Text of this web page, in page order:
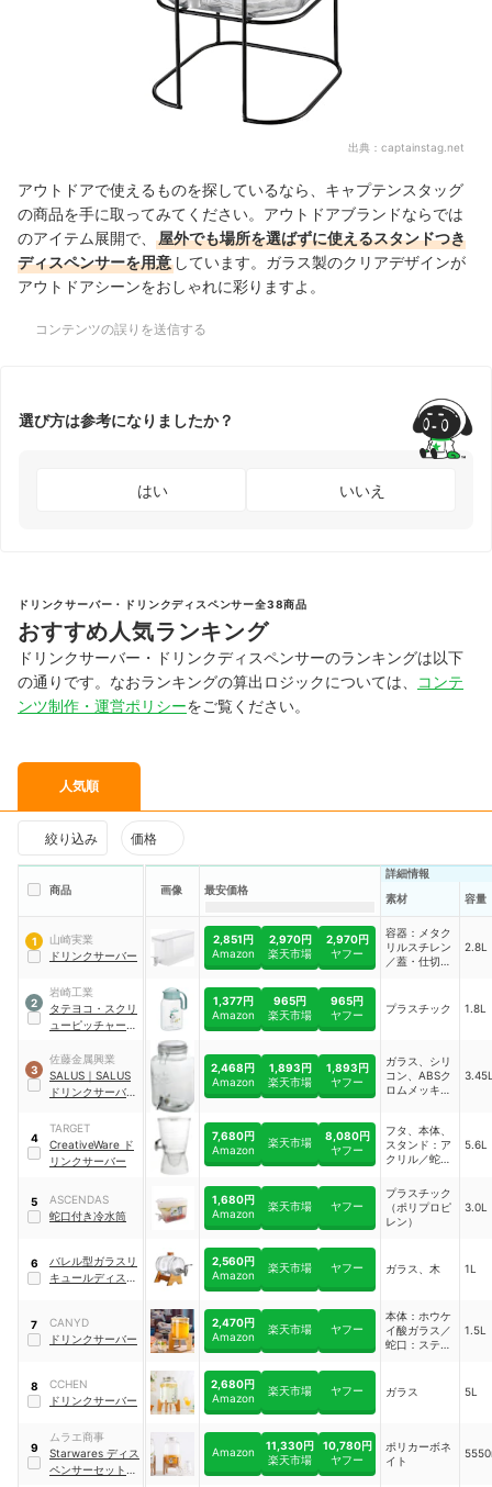
出典： captainstag.net
アウトドアで使えるものを探しているなら、キャプテンスタッグ
の商品を手に取ってみてください。アウトドアブランドならでは
のアイテム展開で、
屋外でも場所を選ばずに使えるスタンドつき
ディスペンサーを用意 しています。ガラス製のクリアデザインが
アウトドアシーンをおしゃれに彩りますよ。
コンテンツの誤りを送信する
選び方は参考になりましたか？
はい いいえ
ドリンクサーバー・ドリンクディスペンサー全38商品
おすすめ人気ランキング
ドリンクサーバー・ドリンクディスペンサーのランキングは以下
の通りです。なおランキングの算出ロジックについては、
コンテ
ンツ制作・運営ポリシーをご覧ください。
人気順
絞り込み 価格
商品 画像 最安価格
詳細情報
素材
容量
1
山崎実業
ドリンクサーバー
2,851円
Amazon
2,970円
楽天市場
2,970円
ヤフー
容器：メタク
リルスチレン
／蓋・仕切り
プロピレン／
ー：ABS樹脂
／蛇口バネ：
ステンレス鋼
2.8L
2
岩崎工業
タテヨコ・スクリ
ューピッチャー｜
1,377円
Amazon
965円
楽天市場
965円
ヤフー
プラスチック 1.8L
3
佐藤金属興業
SALUS ｜ SALUS
ドリンクサーバー
2,468円
Amazon
1,893円
楽天市場
1,893円
ヤフー
ガラス、シリ
コン、ABSク
ロムメッキ、
4
TARGET
CreativeWare ド
リンクサーバー
7,680円
Amazon
楽天市場
8,080円
ヤフー
フタ、本体、
スタンド：ア
クリル／蛇
ッキ
5.6L
5
ASCENDAS
蛇口付き冷水筒
1,680円
Amazon
楽天市場 ヤフー
プラスチック
（ポリプロピ
レン）
3.0L
6
バレル型ガラスリ
キュールディスペ
2,560円
Amazon
楽天市場 ヤフー ガラス、木 1L
7
CANYD
ドリンクサーバー
2,470円
Amazon
楽天市場 ヤフー
本体：ホウケ
イ酸ガラス／
蛇口：ステン
1.5L
8
CCHEN
ドリンクサーバー
2,680円
Amazon
楽天市場 ヤフー ガラス 5L
9
ムラエ商事
Starwares ディス
ペンサーセット｜
Amazon
11,330円
楽天市場
10,780円
ヤフー
ポリカーボネ
イト